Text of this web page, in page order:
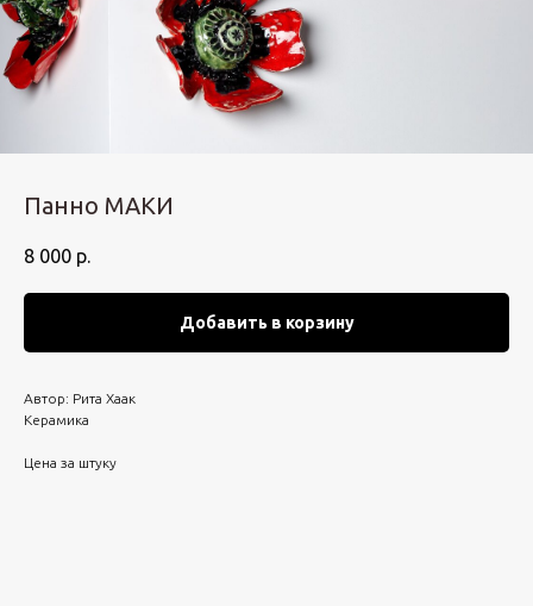
Панно МАКИ
8 000 р.
Добавить в корзину
Автор: Рита Хаак
Керамика
Цена за штуку